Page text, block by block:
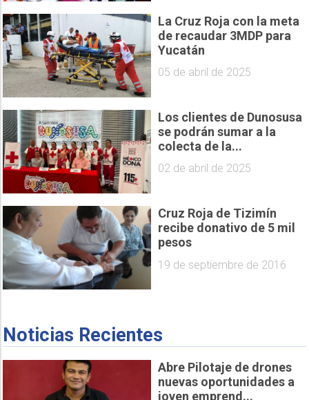
La Cruz Roja con la meta
de recaudar 3MDP para
Yucatán
05 de abril de 2025
Los clientes de Dunosusa
se podrán sumar a la
colecta de la...
02 de abril de 2025
Cruz Roja de Tizimín
recibe donativo de 5 mil
pesos
19 de septiembre de 2016
Noticias Recientes
Abre Pilotaje de drones
nuevas oportunidades a
joven emprend...